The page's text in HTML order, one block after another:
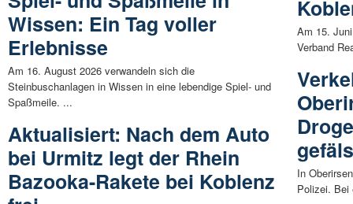
Wissen: Ein Tag voller
Erlebnisse
Am 16. August 2026 verwandeln sich die
Steinbuschanlagen in Wissen in eine lebendige Spiel- und
Spaßmeile. ...
Aktualisiert: Nach dem Auto
bei Urmitz legt der Rhein
Bazooka-Rakete bei Koblenz
Am 15.
Verband
In
Polizei. Bei